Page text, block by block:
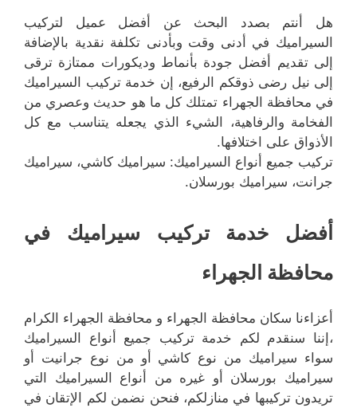
هل أنتم بصدد البحث عن أفضل عميل لتركيب
السيراميك في أدنى وقت وبأدنى تكلفة نقدية بالإضافة
إلى تقديم أفضل جودة بأنماط وديكورات ممتازة ترقى
إلى نيل رضى ذوقكم الرفيع، إن خدمة تركيب السيراميك
في محافظة الجهراء تمتلك كل ما هو حديث وعصري من
الفخامة والرفاهية، الشيء الذي يجعله يتناسب مع كل
الأذواق على اختلافها.
تركيب جميع أنواع السيراميك: سيراميك كاشي، سيراميك
جرانت، سيراميك بورسلان.
أفضل خدمة تركيب سيراميك في
محافظة الجهراء
أعزاءنا سكان محافظة الجهراء و محافظة الجهراء الكرام
،إننا سنقدم لكم خدمة تركيب جميع أنواع السيراميك
سواء سيراميك من نوع كاشي أو من نوع جرانيت أو
سيراميك بورسلان أو غيره من أنواع السيراميك التي
تريدون تركيبها في منازلكم، فنحن نضمن لكم الإتقان في